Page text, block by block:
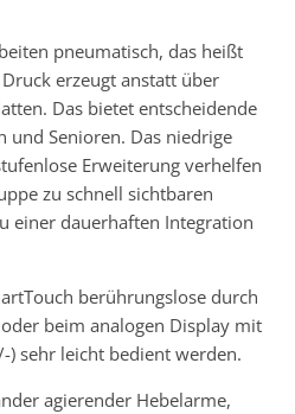
pneumatisch, das heißt
erzeugt anstatt über
Das bietet entscheidende
und Senioren. Das niedrige
Erweiterung verhelfen
zu schnell sichtbaren
einer dauerhaften Integration
berührungslose durch
beim analogen Display mit
) sehr leicht bedient werden.
agierender Hebelarme,